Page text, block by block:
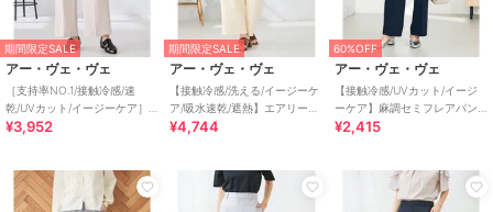
期間限定SALE
アー・ヴェ・ヴェ
［支持率NO.1/接触冷感/速
乾/UVカット/イージーケア］
スッキリ見えストレートパン
¥3,952
期間限定SALE
アー・ヴェ・ヴェ
【接触冷感/洗える/イージーケ
ア/吸水速乾/遮熱】エアリーワ
イドパンツ
¥4,744
60%OFF
アー・ヴェ・ヴェ
【接触冷感/UVカット/イージ
ーケア】麻調セミフレアパン
ツ
¥2,415